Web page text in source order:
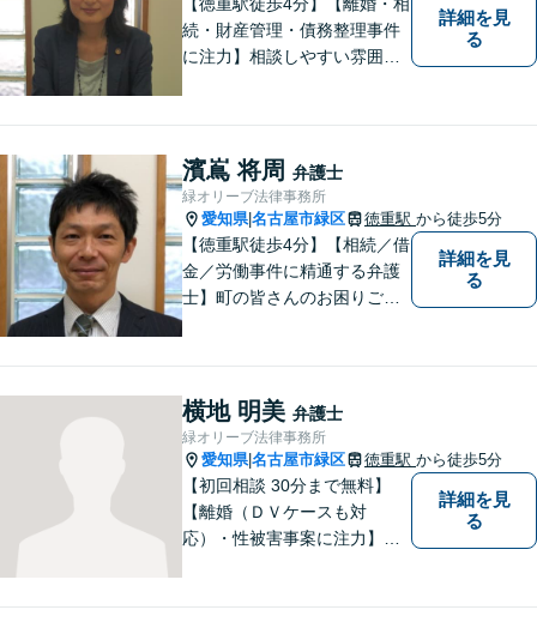
続・財産管理・債務整理事件
に注力】相談しやすい雰囲気
詳細を見
る
濱嶌 将周 弁護士
緑オリーブ法律事務所
愛知県|名古屋市緑区 徳重駅 から徒歩5分
【徳重駅徒歩4分】【相続／借
金／労働事件に精通する弁護
士】町の皆さんのお困りごと
バー等の情報問題にも意欲高
く取り組みます。お困りごと
があれば。お気軽にご相談く
ださい。
詳細を見
る
横地 明美 弁護士
緑オリーブ法律事務所
愛知県|名古屋市緑区 徳重駅 から徒歩5分
【初回相談 30分まで無料】
【離婚（ＤＶケースも対
応）・性被害事案に注力】
詳細を見
る